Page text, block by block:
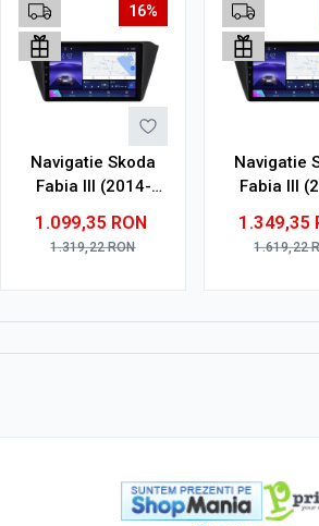
16%
Navigatie Skoda
Fabia III (2014-
4GB RAM, 64GB
ROM, Ecran QLED
1.099,35 RON
1.319,22RON
Navigatie
Fabia III
6GB RAM,
ROM, Ecran
1.349,35
1.619,22